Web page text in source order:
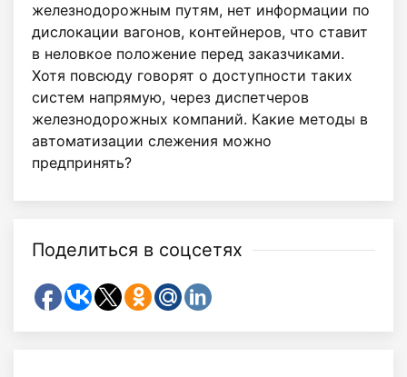
железнодорожным путям, нет информации по
дислокации вагонов, контейнеров, что ставит
в неловкое положение перед заказчиками.
Хотя повсюду говорят о доступности таких
систем напрямую, через диспетчеров
железнодорожных компаний. Какие методы в
автоматизации слежения можно
предпринять?
Поделиться в соцсетях